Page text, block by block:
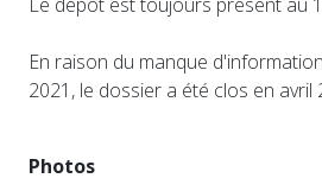
En raison du manque
2021, le dossier a été clos en avril
Photos